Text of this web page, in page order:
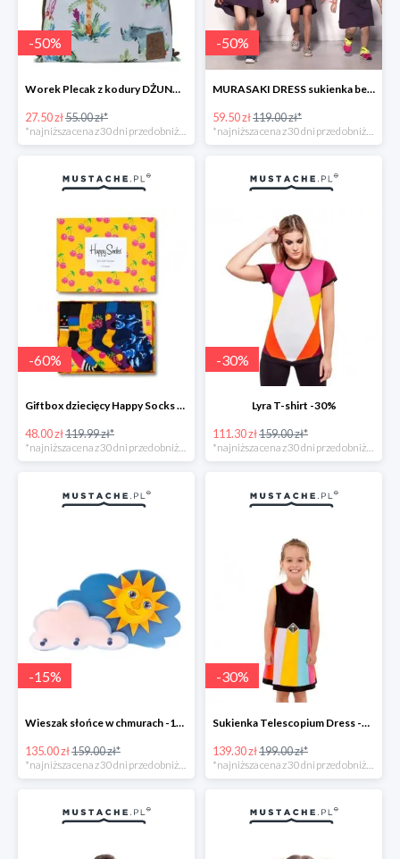
-50%
Worek Plecak z kodury DŻUNGLA -50%
27.50 zł55.00 zł*
*najniższa cena z 30 dni przed obniżką
-50%
MURASAKI DRESS sukienka bez rękawów -50%
59.50 zł119.00 zł*
*najniższa cena z 30 dni przed obniżką
-60%
Giftbox dziecięcy Happy Socks -60%
48.00 zł119.99 zł*
*najniższa cena z 30 dni przed obniżką
-30%
Lyra T-shirt -30%
111.30 zł159.00 zł*
*najniższa cena z 30 dni przed obniżką
-15%
Wieszak słońce w chmurach -15%
135.00 zł159.00 zł*
-30%
Sukienka Telescopium Dress -30%
139.30 zł199.00 zł*